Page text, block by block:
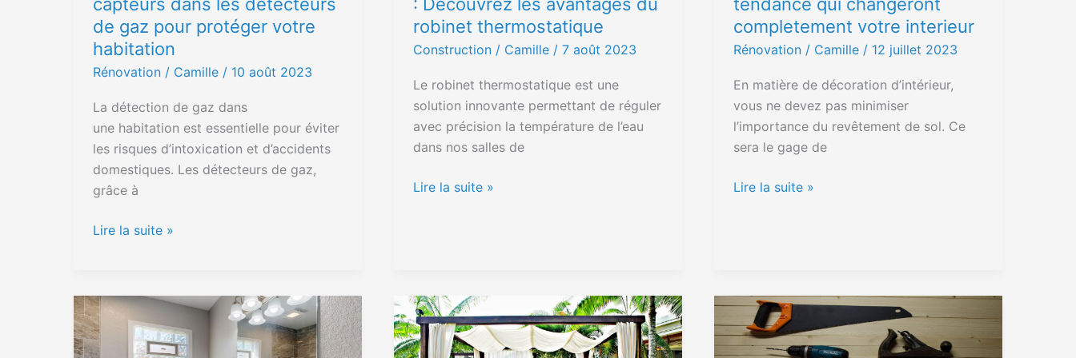
de gaz pour protéger votre
habitation
Rénovation / Camille / 10 août 2023
La détection de gaz dans
une habitation est essentielle pour éviter
les risques d’intoxication et d’accidents
domestiques. Les détecteurs de gaz,
grâce à
protéger
votre
habitation
Lire la suite »
robinet thermostatique
Construction/ Camille / 7 août 2023
Le robinet thermostatique est une
solution innovante permettant de réguler
avec précision la température de l’eau
dans nos salles de
robinet
thermostatique
Lire la suite »
completement votre interieur
Rénovation/ Camille / 12 juillet 2023
En matière de décoration d’intérieur,
vous ne devez pas minimiser
l’importance du revêtement de sol. Ce
sera le gage de
Lire la suite »
Les
éléments
essentiels
Les
avantages
des
Optimisez
votre
espace